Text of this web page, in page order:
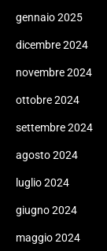
gennaio 2025
dicembre 2024
novembre 2024
ottobre 2024
settembre 2024
agosto 2024
luglio 2024
giugno 2024
maggio 2024